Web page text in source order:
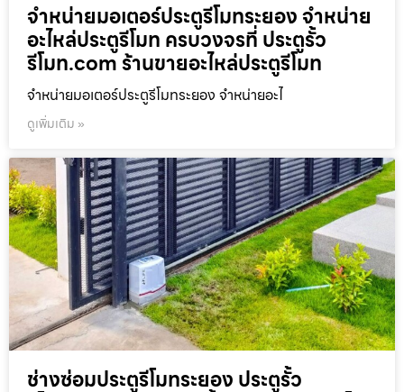
จำหน่ายมอเตอร์ประตูรีโมทระยอง จำหน่าย
อะไหล่ประตูรีโมท ครบวงจรที่ ประตูรั้ว
รีโมท.com ร้านขายอะไหล่ประตูรีโมท
จำหน่ายมอเตอร์ประตูรีโมทระยอง จำหน่ายอะไ
ดูเพิ่มเติม »
ช่างซ่อมประตูรีโมทระยอง ประตูรั้ว